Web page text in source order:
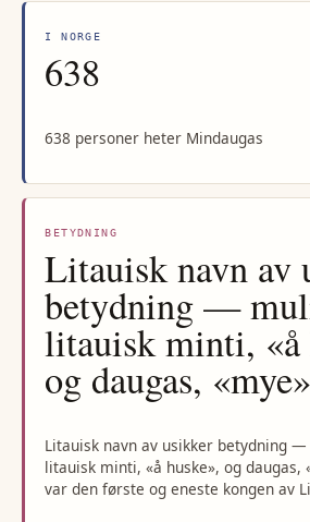
I NORGE
638
638 personer heter Mindaugas
BETYDNING
Litauisk navn av
betydning —
litauisk minti, «å
og daugas, «mye»
Litauisk navn av usikker betydning
litauisk minti, «å huske», og daugas,
var den første og eneste kongen av